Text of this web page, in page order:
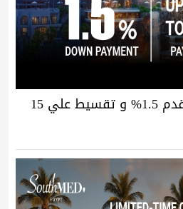
عرض لفترة محدودة مقدم 1.5% و تقسيط علي 15